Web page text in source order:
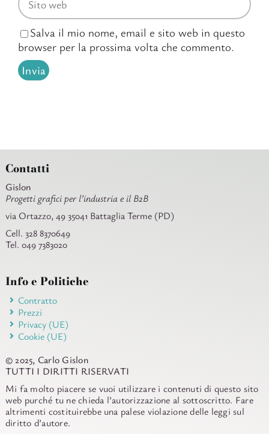
Salva il mio nome, email e sito web in questo
browser per la prossima volta che commento.
Contatti
Gislon
Progetti grafici per l’industria e il B2B
via Ortazzo, 49 35041 Battaglia Terme (PD)
Cell. 328 8370649
Tel. 049 7383020
Info e Politiche
Contratto
Prezzi
Privacy (UE)
Cookie (UE)
© 2025, Carlo Gislon
TUTTI I DIRITTI RISERVATI
Mi fa molto piacere se vuoi utilizzare i contenuti di questo sito
web purché tu ne chieda l’autorizzazione al sottoscritto. Fare
altrimenti costituirebbe una palese violazione delle leggi sul
diritto d’autore.